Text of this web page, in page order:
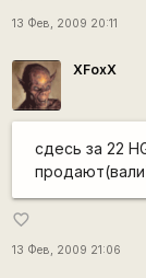
13 Фев, 2009 20:11
XFoxX
сдесь за 22
favorite_border
13 Фев, 2009 21:06